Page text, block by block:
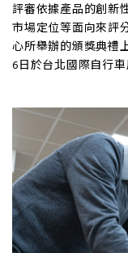
評審依據產品的創新
市場定位等面向來評
心所舉辦的頒獎典禮
6日於台北國際自行